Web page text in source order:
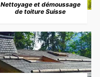
Nettoyage et démoussage
de toiture Suisse